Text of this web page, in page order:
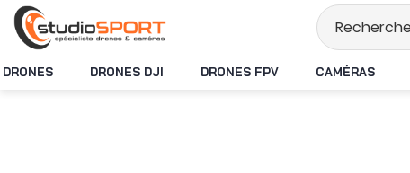
Stock en temps réel
DRONES DRONES DJI DRONES FPV CAMÉRAS